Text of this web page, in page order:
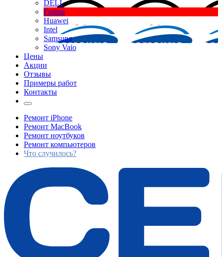
DELL
Fujitsu
Huawei
Intel
Samsung
Sony Vaio
Цены
Акции
Отзывы
Примеры работ
Контакты
Ремонт iPhone
Ремонт MacBook
Ремонт ноутбуков
Ремонт компьютеров
Что случилось?